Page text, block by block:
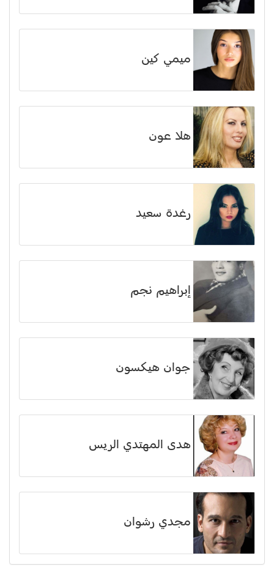
ميمي كين
هلا عون
رغدة سعيد
إبراهيم نجم
جوان هيكسون
هدى المهتدي الريس
مجدي رشوان